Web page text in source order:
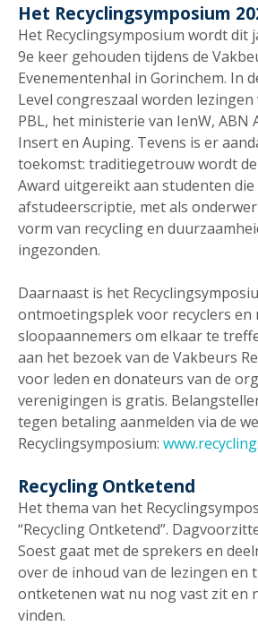
Het Recyclingsymposium
Het Recyclingsymposium wordt dit
9e keer gehouden tijdens de
Evenementenhal in Gorinchem. In
Level congreszaal worden
PBL, het ministerie van IenW, ABN
Insert en Auping. Tevens is er
toekomst: traditiegetrouw wordt de
Award uitgereikt aan studenten die
afstudeerscriptie, met als
vorm van recycling en
ingezonden.
Daarnaast is het
ontmoetingsplek voor recyclers en
sloopaannemers om elkaar te
aan het bezoek van de Vakbeurs
voor leden en donateurs van de
verenigingen is gratis.
tegen betaling aanmelden via de
Recyclingsymposium:
Recycling Ontketend
Het thema van het
“Recycling Ontketend”.
Soest gaat met de sprekers en
over de inhoud van de lezingen en
ontketenen wat nu nog vast zit en
vinden.